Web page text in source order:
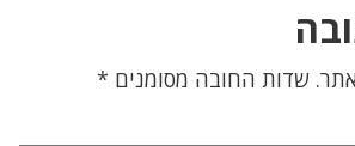
שדות החובה מסומנים *